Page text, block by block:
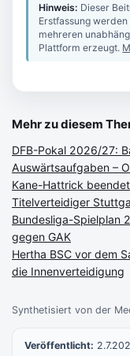
Synthetisiert von der
Veröffentlicht:
Hinweis: Dieser
Erstfassung
mehreren
Plattform erzeugt.
Mehr zu diesem
DFB-Pokal 2026/27:
Auswärtsaufgaben –
Kane-Hattrick
Titelverteidiger
Bundesliga-Spielplan
gegen GAK
Hertha BSC vor dem
die Innenverteidigung